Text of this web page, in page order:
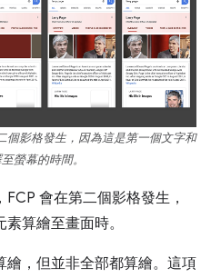
個影格發生，因為這是第一個文字和
螢幕的時間。
會在第二個影格發生，
算繪至畫面時。
，但並非全部都算繪。這項